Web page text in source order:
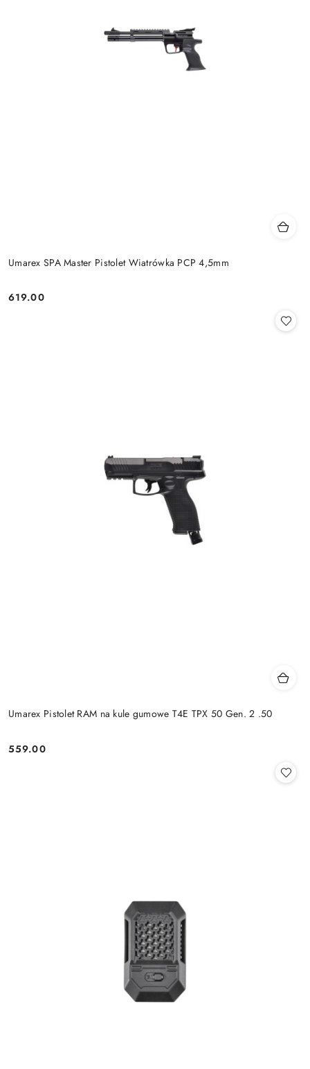
Umarex SPA Master Pistolet Wiatrówka PCP 4,5mm
Cena:
619.00
Umarex Pistolet RAM na kule gumowe T4E TPX 50 Gen. 2 .50
Cena:
559.00